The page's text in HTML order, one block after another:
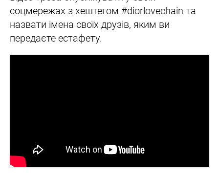
соцмережах з хештегом #diorlovechain та
назвати імена своїх друзів, яким ви
передаєте естафету.